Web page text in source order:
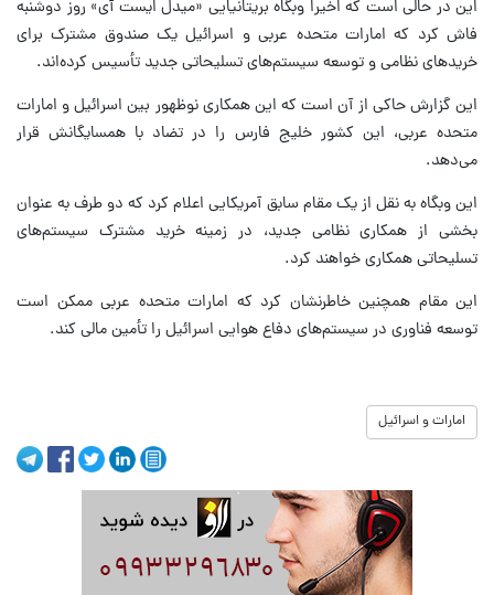
این در حالی است که اخیرا وبگاه بریتانیایی «میدل ایست آی» روز دوشنبه
فاش کرد که امارات متحده عربی و اسرائیل یک صندوق مشترک برای
خریدهای نظامی و توسعه سیستم‌های تسلیحاتی جدید تأسیس کرده‌اند.
این گزارش حاکی از آن است که این همکاری نوظهور بین اسرائیل و امارات
متحده عربی، این کشور خلیج فارس را در تضاد با همسایگانش قرار
می‌دهد.
این وبگاه به نقل از یک مقام سابق آمریکایی اعلام کرد که دو طرف به عنوان
بخشی از همکاری نظامی جدید، در زمینه خرید مشترک سیستم‌های
تسلیحاتی همکاری خواهند کرد.
این مقام همچنین خاطرنشان کرد که امارات متحده عربی ممکن است
توسعه فناوری در سیستم‌های دفاع هوایی اسرائیل را تأمین مالی کند.
امارات و اسرائیل